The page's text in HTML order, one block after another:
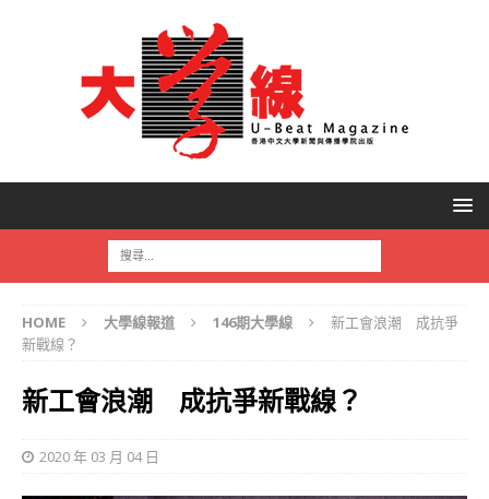
HOME 大學線報道 146期大學線
新工會浪潮 成抗爭
新戰線？
新工會浪潮 成抗爭新戰線？
2020 年 03 月 04 日